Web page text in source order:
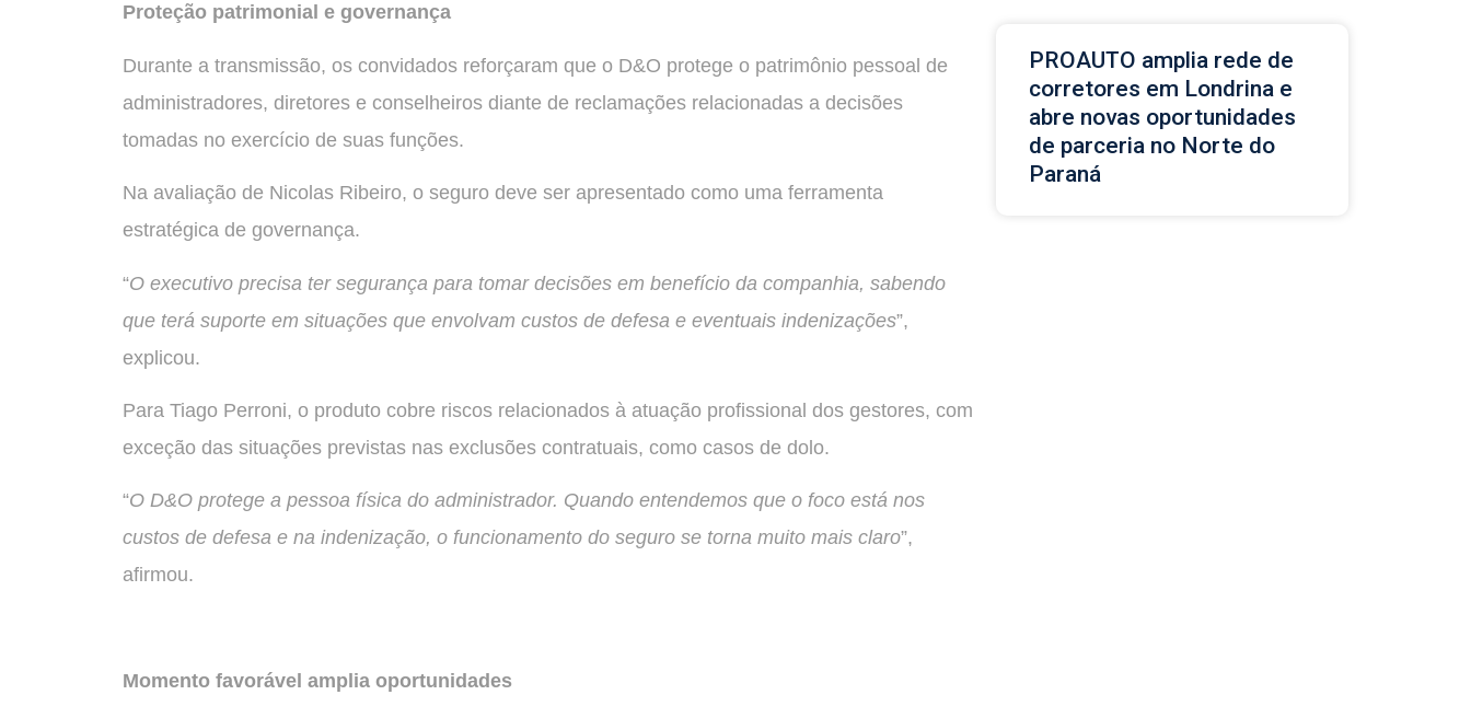
Proteção patrimonial e governança
Durante a transmissão, os convidados reforçaram que o D&O protege o patrimônio pessoal de
administradores, diretores e conselheiros diante de reclamações relacionadas a decisões
tomadas no exercício de suas funções.
Na avaliação de Nicolas Ribeiro, o seguro deve ser apresentado como uma ferramenta
estratégica de governança.
“O executivo precisa ter segurança para tomar decisões em benefício da companhia, sabendo
que terá suporte em situações que envolvam custos de defesa e eventuais indenizações”,
explicou.
Para Tiago Perroni, o produto cobre riscos relacionados à atuação profissional dos gestores, com
exceção das situações previstas nas exclusões contratuais, como casos de dolo.
“O D&O protege a pessoa física do administrador. Quando entendemos que o foco está nos
custos de defesa e na indenização, o funcionamento do seguro se torna muito mais claro”,
afirmou.
Momento favorável amplia oportunidades
PROAUTO amplia rede de
corretores em Londrina e
abre novas oportunidades
de parceria no Norte do
Paraná